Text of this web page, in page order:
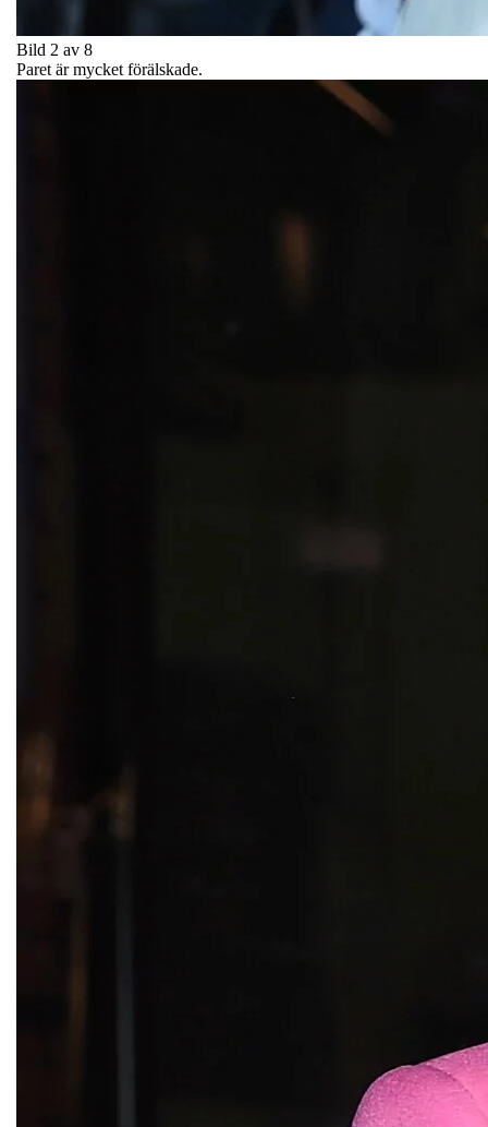
Bild 2 av 8
Paret är mycket förälskade.